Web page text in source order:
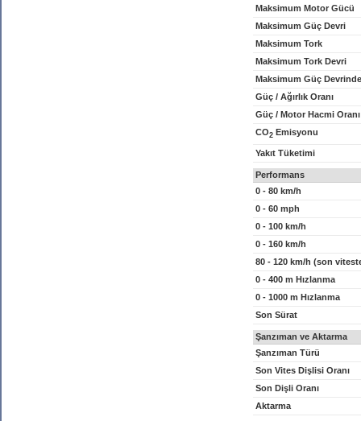
Maksimum Motor Gücü
Maksimum Güç Devri
Maksimum Tork
Maksimum Tork Devri
Maksimum Güç
Güç / Ağırlık Oranı
Güç / Motor Hacmi Oranı
CO2 Emisyonu
Yakıt Tüketimi
Performans
0 - 80 km/h
0 - 60 mph
0 - 100 km/h
0 - 160 km/h
80 - 120 km/h (son
0 - 400 m Hızlanma
0 - 1000 m Hızlanma
Son Sürat
Şanzıman ve Aktarma
Şanzıman Türü
Son Vites Dişlisi Oranı
Son Dişli Oranı
Aktarma